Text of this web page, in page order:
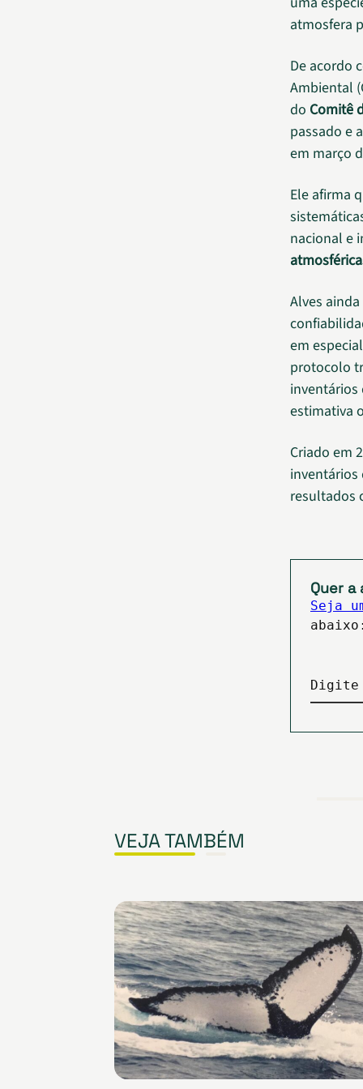
atmosfera
De acordo
Ambiental
do Comitê
passado e
em março
Ele afirma
nacional e
Alves
em
protocolo
inventários
estimativa
Criado em
resultados
Quer a
Seja
Digite
VEJA TAMBÉM